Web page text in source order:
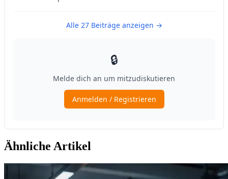
Ähnliche Artikel